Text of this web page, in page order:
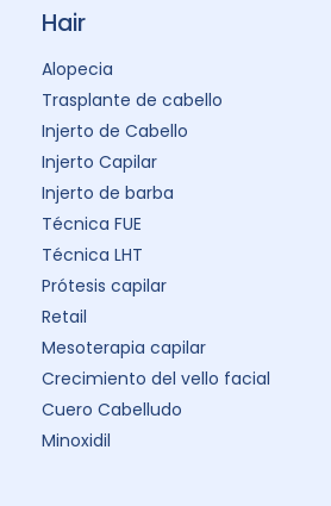
Hair
Alopecia
Trasplante de cabello
Injerto de Cabello
Injerto Capilar
Injerto de barba
Técnica FUE
Técnica LHT
Prótesis capilar
Retail
Mesoterapia capilar
Crecimiento del vello facial
Cuero Cabelludo
Minoxidil